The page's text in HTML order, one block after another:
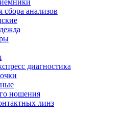
анализов
диагностика
ношения
линз